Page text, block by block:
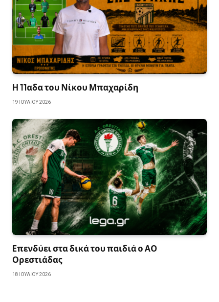
Η 11αδα του Νίκου Μπαχαρίδη
19 ΙΟΥΛΊΟΥ 2026
Επενδύει στα δικά του παιδιά ο ΑΟ
Ορεστιάδας
18 ΙΟΥΛΊΟΥ 2026